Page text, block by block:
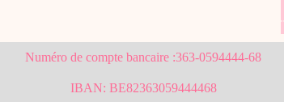
Numéro de compte bancaire :363-0594444-68
IBAN: BE82363059444468